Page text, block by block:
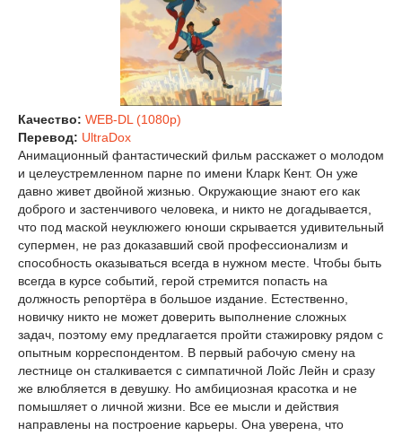
Качество: WEB-DL (1080p)
Перевод: UltraDox
Анимационный фантастический фильм расскажет о молодом
и целеустремленном парне по имени Кларк Кент. Он уже
давно живет двойной жизнью. Окружающие знают его как
доброго и застенчивого человека, и никто не догадывается,
что под маской неуклюжего юноши скрывается удивительный
супермен, не раз доказавший свой профессионализм и
способность оказываться всегда в нужном месте. Чтобы быть
всегда в курсе событий, герой стремится попасть на
должность репортёра в большое издание. Естественно,
новичку никто не может доверить выполнение сложных
задач, поэтому ему предлагается пройти стажировку рядом с
опытным корреспондентом. В первый рабочую смену на
лестнице он сталкивается с симпатичной Лойс Лейн и сразу
же влюбляется в девушку. Но амбициозная красотка и не
помышляет о личной жизни. Все ее мысли и действия
направлены на построение карьеры. Она уверена, что